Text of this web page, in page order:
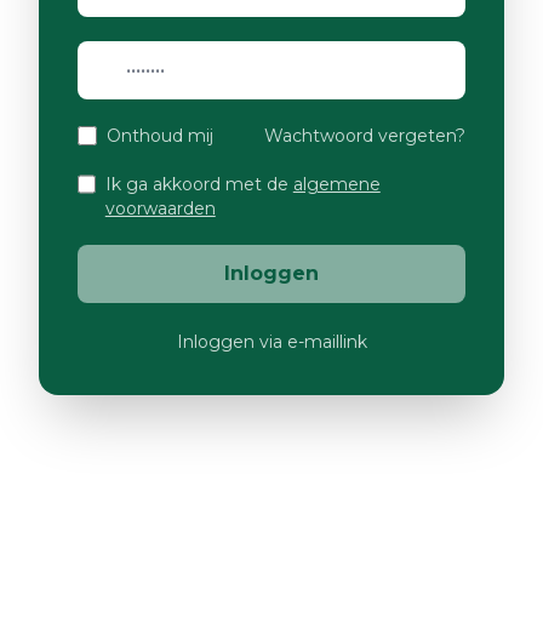
Onthoud mij Wachtwoord vergeten?
Ik ga akkoord met de algemene
voorwaarden
Inloggen
Inloggen via e-maillink